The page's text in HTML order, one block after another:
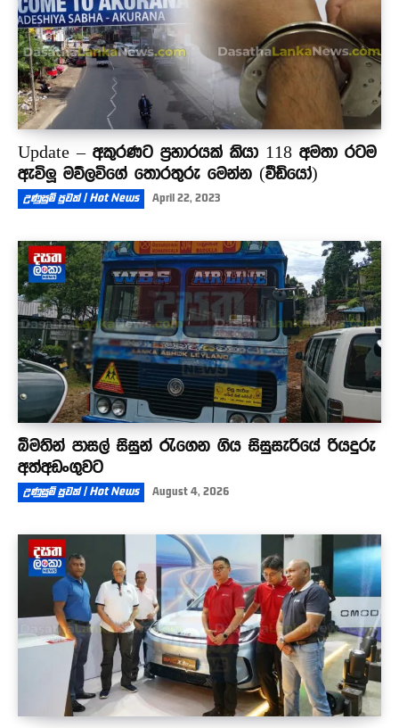
Update – අකුරණට ප්‍රහාරයක් කියා 118 අමතා රටම
ඇවිලූ මව්ලවිගේ තොරතුරු මෙන්න (වීඩියෝ)
උණුසුම් පුවත් | Hot News April 22, 2023
බීමතින් පාසල් සිසුන් රැගෙන ගිය සිසුසැරියේ රියදුරු
අත්අඩංගුවට
උණුසුම් පුවත් | Hot News August 4, 2026